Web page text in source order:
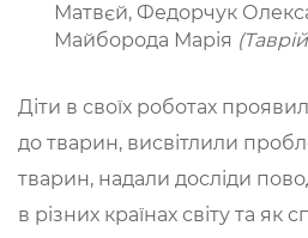
Матвєй, Федорчук
Майборода Марія
Діти в своїх роботах
до тварин, висвітлили
тварин, надали досліди
в різних країнах світу та як